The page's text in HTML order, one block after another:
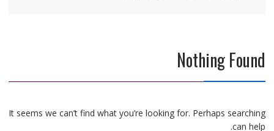
Nothing Found
It seems we can’t find what you’re looking for. Perhaps searching
can help.